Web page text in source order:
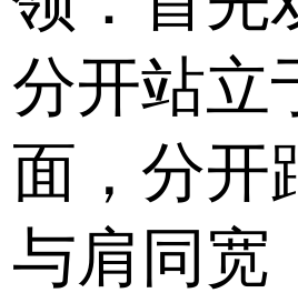
分开站立
面，分开
与肩同宽